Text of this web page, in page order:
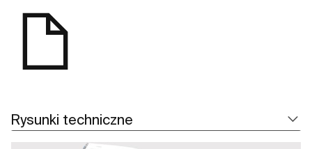
Rysunki techniczne